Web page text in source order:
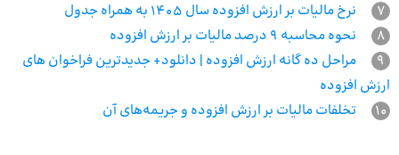
7
نرخ مالیات بر ارزش افزوده سال 1405 به همراه جدول
8
نحوه محاسبه 9 درصد مالیات بر ارزش افزوده
9
مراحل ده گانه ارزش افزوده | دانلود+ جدیدترین فراخوان های
ارزش افزوده
10
تخلفات مالیات بر ارزش افزوده و جریمه‌های آن